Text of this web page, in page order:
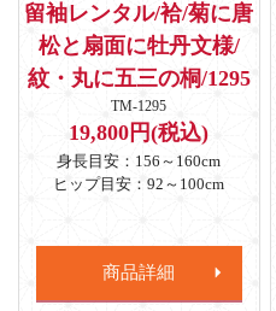
留袖レンタル/袷/菊に唐
松と扇面に牡丹文様/
紋・丸に五三の桐/1295
TM-1295
19,800円(税込)
身長目安：156～160cm
ヒップ目安：92～100cm
商品詳細